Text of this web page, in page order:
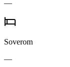
—
Soverom
—